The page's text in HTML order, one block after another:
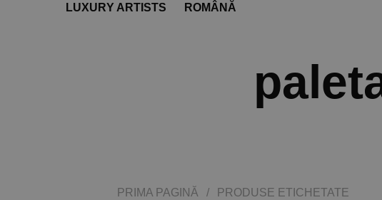
LUXURY ARTISTS ROMÂNĂ
PRIMA PAGINĂ /
PRODUSE ETICHETATE